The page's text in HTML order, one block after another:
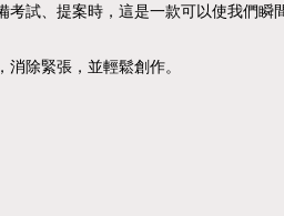
試、提案時，這是一款可以使我們瞬
除緊張，並輕鬆創作。